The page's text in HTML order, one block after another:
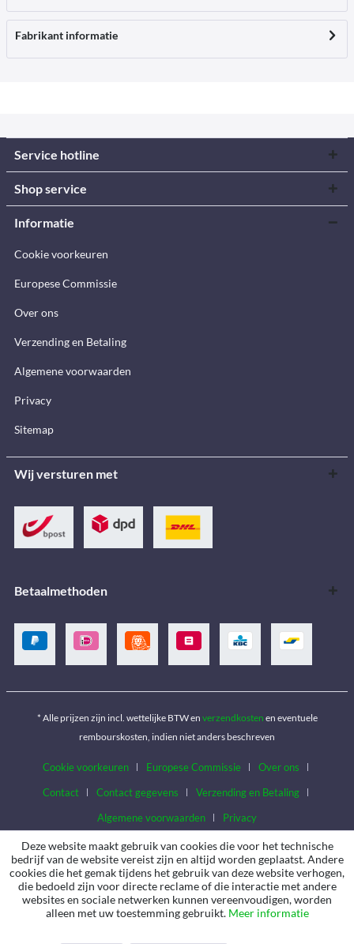
Fabrikant informatie
Service hotline
Shop service
Informatie
Cookie voorkeuren
Europese Commissie
Over ons
Verzending en Betaling
Algemene voorwaarden
Privacy
Sitemap
Wij versturen met
Betaalmethoden
* Alle prijzen zijn incl. wettelijke BTW en verzendkosten en eventuele
rembourskosten, indien niet anders beschreven
Cookie voorkeuren Europese Commissie
Over ons
Contact
Contact gegevens
Verzending en Betaling
Algemene voorwaarden
Privacy
Deze website maakt gebruik van cookies die voor het technische
bedrijf van de website vereist zijn en altijd worden geplaatst. Andere
cookies die het gemak tijdens het gebruik van deze website verhogen,
die bedoeld zijn voor directe reclame of die interactie met andere
websites en sociale netwerken kunnen vereenvoudigen, worden
alleen met uw toestemming gebruikt. Meer informatie